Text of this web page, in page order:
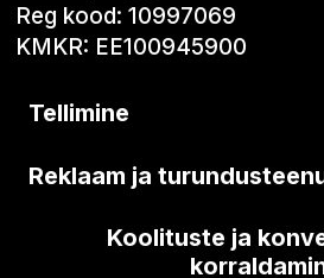
Reg kood: 10997069
KMKR: EE100945900
Tellimine
Reklaam ja
Koolituste ja